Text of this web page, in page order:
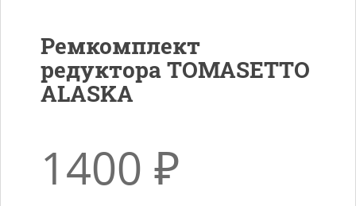
Ремкомплект
редуктора TOMASETTO
ALASKA
1400 ₽